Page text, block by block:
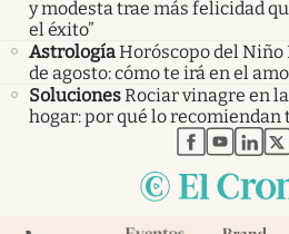
y modesta trae más felicidad
el éxito”
AstrologíaHoróscopo del Niño
de agosto: cómo te irá en el
SolucionesRociar vinagre en
hogar: por qué lo recomiendan
abre en
abre